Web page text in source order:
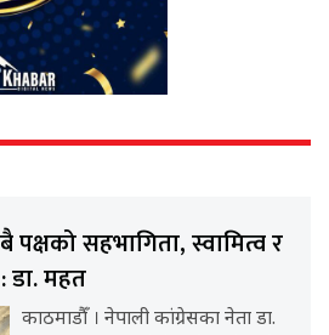
सहभागिता, स्वामित्व र
डा. महत
काठमाडौँ । नेपाली कांग्रेसका नेता डा.